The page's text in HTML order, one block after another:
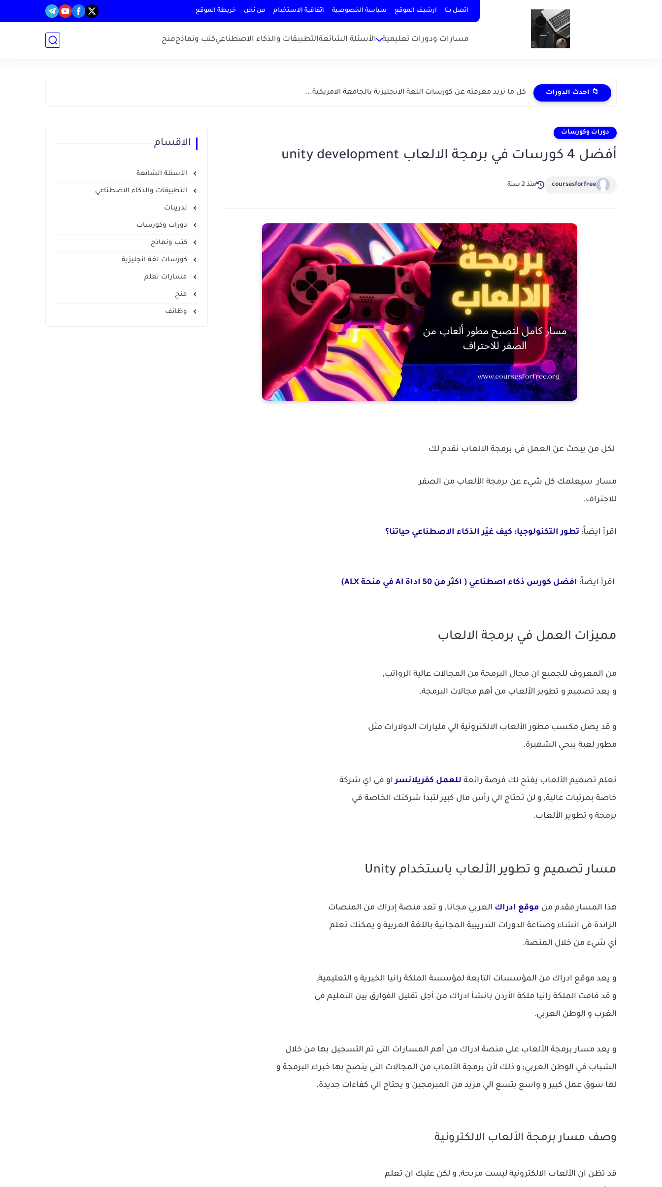
اتصل بنا ارشيف الموقع سياسة الخصوصية اتفاقية الاستخدام من نحن خريطة الموقع
مسارات ودورات تعليمية الأسئلة الشائعةالتطبيقات والذكاء الاصطناعيكتب ونماذجمنح
📁 احدث الدورات كل ما تريد معرفته عن كورسات اللغة الانجليزية بالجامعة الامريكية...
دورات وكورسات
أفضل 4 كورسات في برمجة الالعاب unity development
coursesforfree منذ 2 سنة
لكل من يبحث عن العمل في برمجة الالعاب نقدم لك
مسار سيعلمك كل شيء عن برمجة الألعاب من الصفر
للاحتراف.
اقرأ ايضاً: تطور التكنولوجيا: كيف غيّر الذكاء الاصطناعي حياتنا؟
اقرأ ايضاً: افضل كورس ذكاء اصطناعي ( اكثر من 50 اداة AI في منحة ALX)
مميزات العمل في برمجة الالعاب
من المعروف للجميع ان مجال البرمجة من المجالات عالية الرواتب,
و يعد تصميم و تطوير الألعاب من أهم مجالات البرمجة.
و قد يصل مكسب مطور الألعاب الالكترونية الي مليارات الدولارات مثل
مطور لعبة ببجي الشهيرة.
تعلم تصميم الألعاب يفتح لك فرصة رائعة للعمل كفريلانسراو في اي شركة
خاصة بمرتبات عالية, و لن تحتاج الي رأس مال كبير لتبدأ شركتك الخاصة في
برمجة و تطوير الألعاب.
مسار تصميم و تطوير الألعاب باستخدام Unity
هذا المسار مقدم من موقع ادراك العربي مجانا, و تعد منصة إدراك من المنصات
الرائدة في انشاء وصناعة الدورات التدريبية المجانية باللغة العربية و يمكنك تعلم
أي شيء من خلال المنصة.
و يعد موقع ادراك من المؤسسات التابعة لمؤسسة الملكة رانيا الخيرية و التعليمية,
و قد قامت الملكة رانيا ملكة الأردن بانشأ ادراك من أجل تقليل الفوارق بين التعليم في
الغرب و الوطن العربي.
و يعد مسار برمجة الألعاب علي منصة ادراك من أهم المسارات التي تم التسجيل بها من خلال
الشباب في الوطن العربي; و ذلك لأن برمجة الألعاب من المجالات التي ينصح بها خبراء البرمجة و
لها سوق عمل كبير و واسع يتسع الي مزيد من المبرمجين و يحتاج الي كفاءات جديدة.
وصف مسار برمجة الألعاب الالكترونية
قد تظن ان الألعاب الالكترونية ليست مربحة, و لكن عليك ان تعلم
الاقسام
الأسئلة الشائعة
التطبيقات والذكاء الاصطناعي
تدريبات
دورات وكورسات
كتب ونماذج
كورسات لغة انجليزية
مسارات تعلم
منح
وظائف